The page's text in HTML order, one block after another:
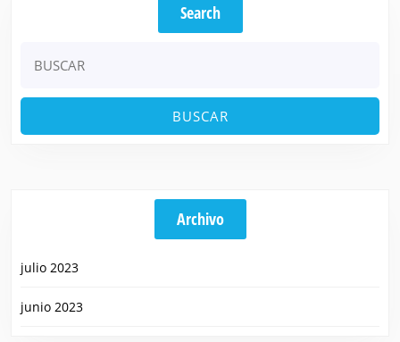
Search
Archivo
julio 2023
junio 2023